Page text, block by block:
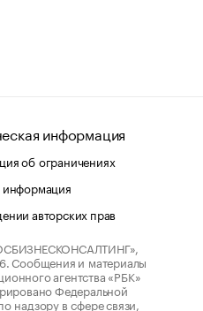
информация
об ограничениях
информация
авторских прав
Сообщения и материалы
агентства «РБК»
Федеральной
надзору в сфере связи,